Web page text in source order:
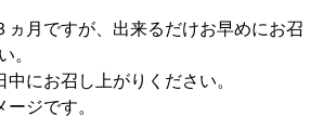
ヵ月ですが、出来るだけお早めにお召
。
にお召し上がりください。
ジです。